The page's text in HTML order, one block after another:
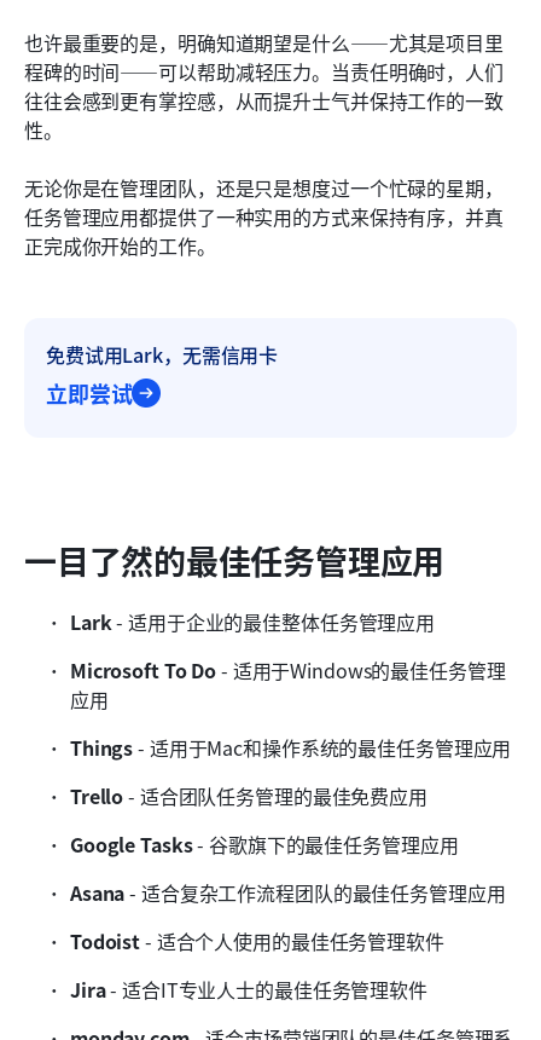
也许最重要的是，明确知道期望是什么——尤其是项目里
程碑的时间——可以帮助减轻压力。当责任明确时，人们
往往会感到更有掌控感，从而提升士气并保持工作的一致
性。
无论你是在管理团队，还是只是想度过一个忙碌的星期，
任务管理应用都提供了一种实用的方式来保持有序，并真
正完成你开始的工作。
免费试用Lark，无需信用卡
立即尝试
一目了然的最佳任务管理应用
Lark - 适用于企业的最佳整体任务管理应用
Microsoft To Do - 适用于Windows的最佳任务管理
应用
Things - 适用于Mac和操作系统的最佳任务管理应用
Trello - 适合团队任务管理的最佳免费应用
Google Tasks - 谷歌旗下的最佳任务管理应用
Asana - 适合复杂工作流程团队的最佳任务管理应用
Todoist - 适合个人使用的最佳任务管理软件
Jira - 适合IT专业人士的最佳任务管理软件